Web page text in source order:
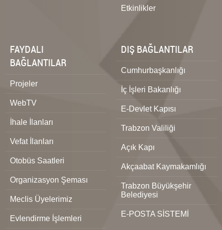
Etkinlikler
FAYDALI
BAĞLANTILAR
Projeler
WebTV
İhale İlanları
Vefat İlanları
Otobüs Saatleri
Organizasyon Şeması
Meclis Üyelerimiz
Evlendirme İşlemleri
DIŞ BAĞLANTILAR
Cumhurbaşkanlığı
İç İşleri Bakanlığı
E-Devlet Kapısı
Trabzon Valiliği
Açık Kapı
Akçaabat Kaymakamlığı
Trabzon Büyükşehir
Belediyesi
E-POSTA SİSTEMİ